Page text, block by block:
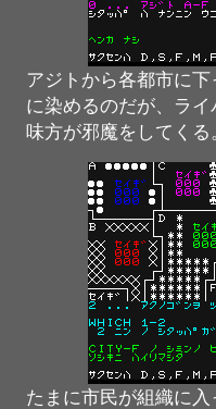
アジトから各都市に
に染めるのだが、ラ
味方が邪魔をしてくる
たまに市民が組織に